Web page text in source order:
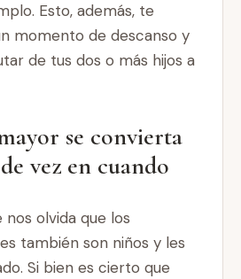
Esto, además, te
momento de descanso y
de tus dos o más hijos a
se convierta
vez en cuando
nos olvida que los
también son niños y les
Si bien es cierto que